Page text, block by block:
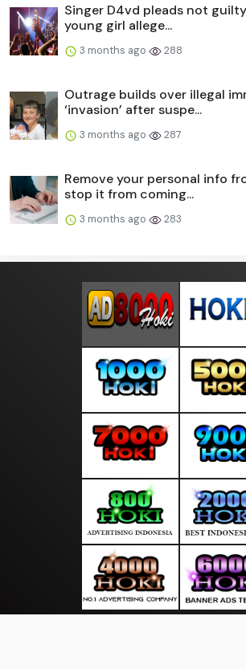
Singer D4vd pleads not
young girl allege...
3 months ago 288
Outrage builds over illegal
‘invasion’ after suspe...
3 months ago 287
Remove your personal info
stop it from coming...
3 months ago 283